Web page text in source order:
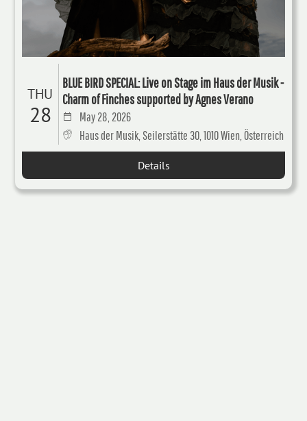
THU
28
BLUE BIRD SPECIAL: Live on Stage im Haus der Musik -
Charm of Finches supported by Agnes Verano
May 28, 2026
Haus der Musik, Seilerstätte 30, 1010 Wien, Österreich
Details